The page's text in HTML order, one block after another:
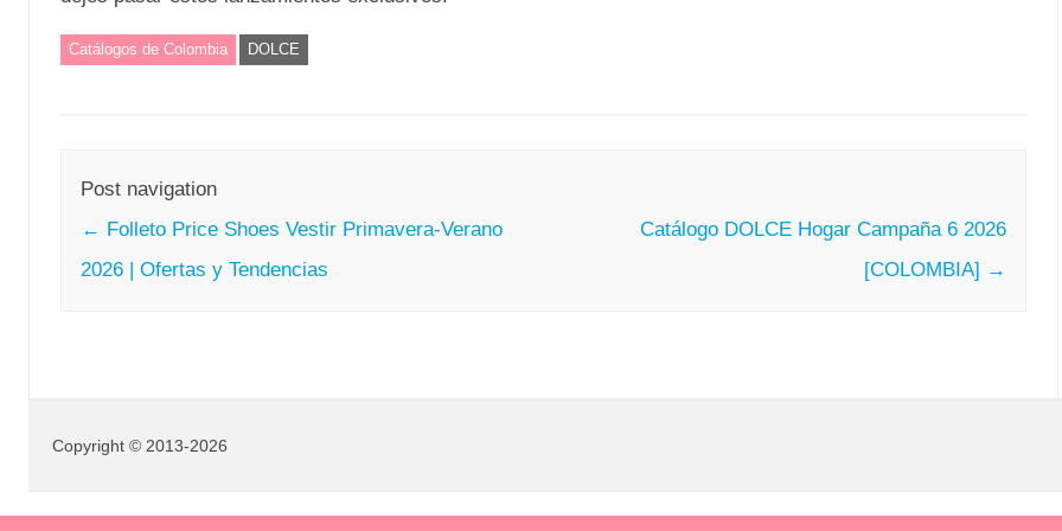
Catálogos de Colombia DOLCE
Post navigation
← Folleto Price Shoes Vestir Primavera-Verano
2026 | Ofertas y Tendencias
Catálogo DOLCE Hogar Campaña 6 2026
[COLOMBIA] →
Copyright © 2013-2026